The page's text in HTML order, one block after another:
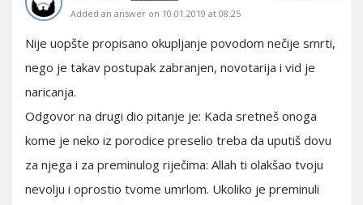
Added an answer on 10.01.2019 at 08:25
Nije uopšte propisano okupljanje povodom nečije smrti,
nego je takav postupak zabranjen, novotarija i vid je
naricanja.
Odgovor na drugi dio pitanje je: Kada sretneš onoga
kome je neko iz porodice preselio treba da uputiš dovu
za njega i za preminulog riječima: Allah ti olakšao tvoju
nevolju i oprostio tvome umrlom. Ukoliko je preminuli